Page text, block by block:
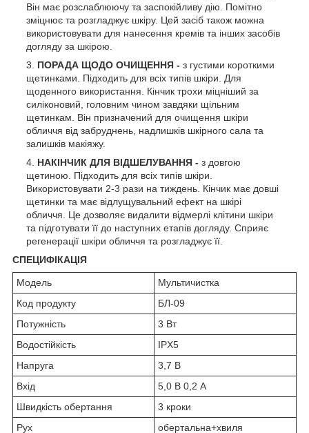
Він має розслаблюючу та заспокійливу дію. Помітно
зміцнює та розгладжує шкіру. Цей засіб також можна
використовувати для нанесення кремів та інших засобів
догляду за шкірою.
ПОРАДА ЩОДО ОЧИЩЕННЯ - з густими короткими
щетинками. Підходить для всіх типів шкіри. Для
щоденного використання. Кінчик трохи міцніший за
силіконовий, головним чином завдяки щільним
щетинкам. Він призначений для очищення шкіри
обличчя від забруднень, надлишків шкірного сала та
залишків макіяжу.
НАКІНЧИК ДЛЯ ВІДШЕЛУВАННЯ - з довгою
щетиною. Підходить для всіх типів шкіри.
Використовувати 2-3 рази на тиждень. Кінчик має довші
щетинки та має відлущувальний ефект на шкірі
обличчя. Це дозволяє видалити відмерлі клітини шкіри
та підготувати її до наступних етапів догляду. Сприяє
регенерації шкіри обличчя та розгладжує її.
СПЕЦИФІКАЦІЯ
Модель
Мультичистка
Код продукту
БЛ-09
Потужність
3 Вт
Водостійкість
IPX5
Напруга
3,7 В
Вхід
5,0 В 0,2 А
Швидкість обертання
3 кроки
Рух
обертальна+хвиля